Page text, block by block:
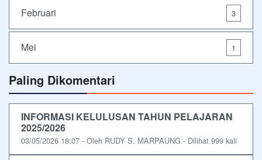
Februari 3
Mei 1
Paling Dikomentari
INFORMASI KELULUSAN TAHUN PELAJARAN
2025/2026
03/05/2026 18:07 - Oleh RUDY S. MARPAUNG - Dilihat 999 kali